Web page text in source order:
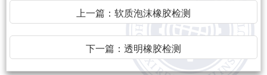
上一篇： 软质泡沫橡胶检测
下一篇： 透明橡胶检测